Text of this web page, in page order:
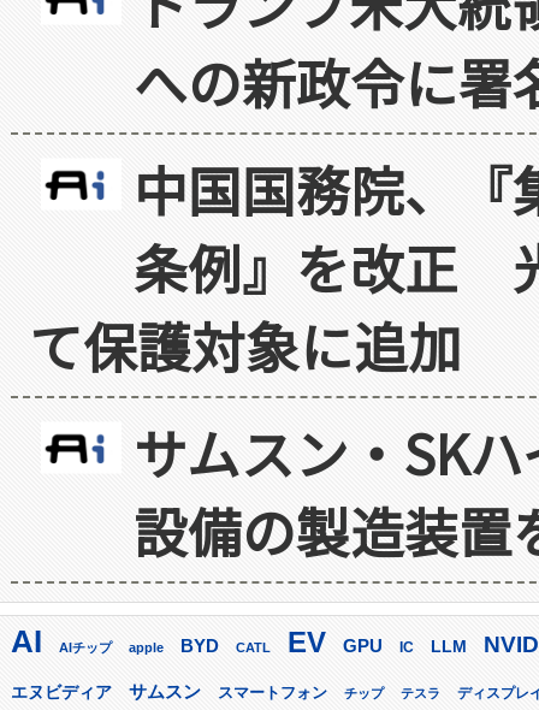
への新政令に署
中国国務院、
条例』を改正
て保護対象に追加
サムスン・SK
設備の製造装置
AI AIチップ apple BYD CATL EV GPU IC LLM
エヌビディア サムスン スマートフォン チップ テスラ ディスプレ